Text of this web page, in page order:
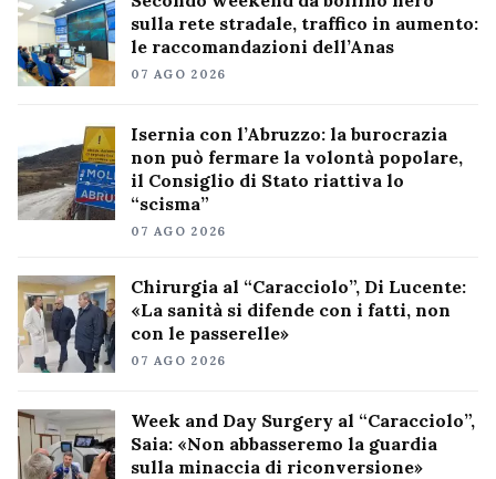
sulla rete stradale, traffico in aumento:
le raccomandazioni dell’Anas
07 AGO 2026
Isernia con l’Abruzzo: la burocrazia
non può fermare la volontà popolare,
il Consiglio di Stato riattiva lo
“scisma”
07 AGO 2026
Chirurgia al “Caracciolo”, Di Lucente:
«La sanità si difende con i fatti, non
con le passerelle»
07 AGO 2026
Week and Day Surgery al “Caracciolo”,
Saia: «Non abbasseremo la guardia
sulla minaccia di riconversione»